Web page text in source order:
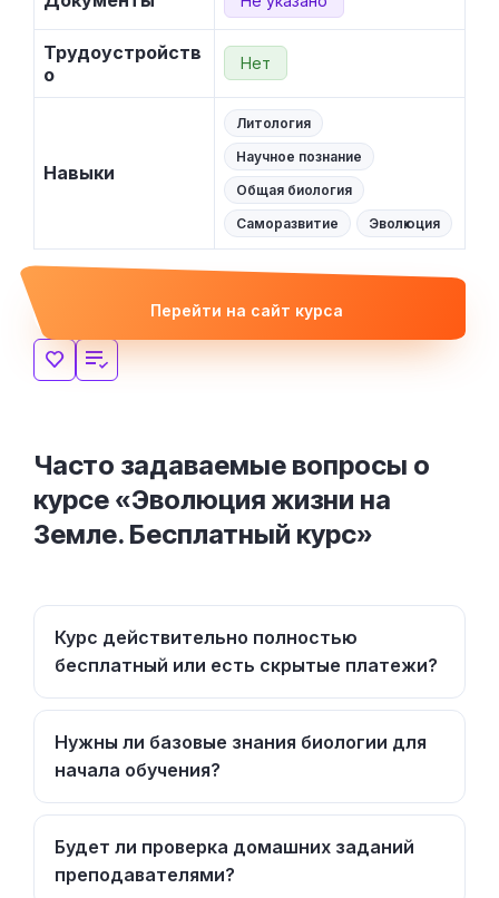
Трудоустройств
о
Нет
Навыки
Литология
Научное познание
Общая биология
Саморазвитие
Эволюция
Перейти на сайт курса
Часто задаваемые вопросы о
курсе «Эволюция жизни на
Земле. Бесплатный курс»
Курс действительно полностью
бесплатный или есть скрытые платежи?
Нужны ли базовые знания биологии для
начала обучения?
Будет ли проверка домашних заданий
преподавателями?